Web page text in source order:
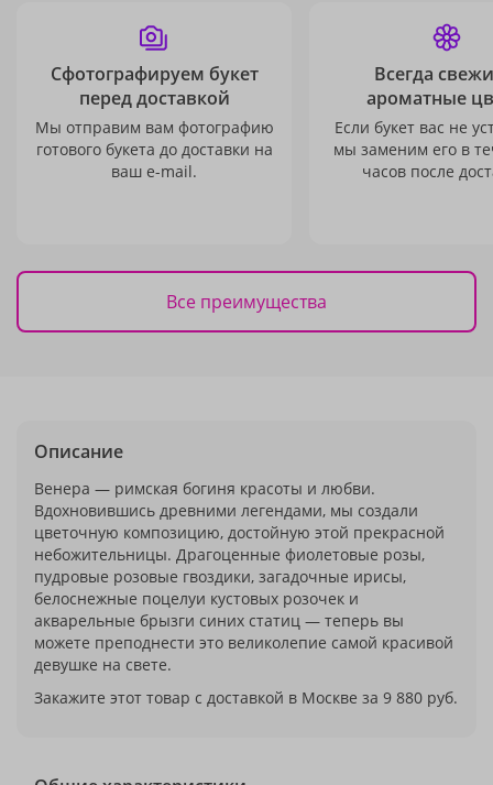
Сфотографируем букет
перед доставкой
Мы отправим вам фотографию
готового букета до доставки на
ваш e-mail.
Всегда
ароматные
Если букет вас не
мы заменим его в
часов после
Все преимущества
Описание
Венера — римская богиня красоты и любви.
Вдохновившись древними легендами, мы создали
цветочную композицию, достойную этой прекрасной
небожительницы. Драгоценные фиолетовые розы,
пудровые розовые гвоздики, загадочные ирисы,
белоснежные поцелуи кустовых розочек и
акварельные брызги синих статиц — теперь вы
можете преподнести это великолепие самой красивой
девушке на свете.
Закажите этот товар с доставкой в Москве за 9 880 руб.